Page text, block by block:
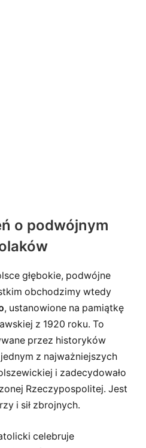
o podwójnym
głębokie, podwójne
obchodzimy wtedy
, ustanowione na pamiątkę
z 1920 roku. To
przez historyków
jednym z najważniejszych
i zadecydowało
Rzeczypospolitej. Jest
i sił zbrojnych.
celebruje